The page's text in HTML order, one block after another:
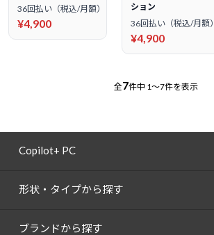
36回払い（税込/月額）
¥4,900
ション
36回払い（税込/月額）
¥4,900
全7件中 1～7件を表示
Copilot+ PC
形状・タイプから探す
ブランドから探す